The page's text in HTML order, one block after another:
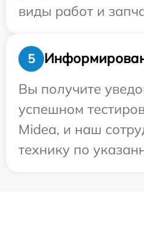
виды работ и
5
Вы получите
успешном
Midea, и наш
технику по